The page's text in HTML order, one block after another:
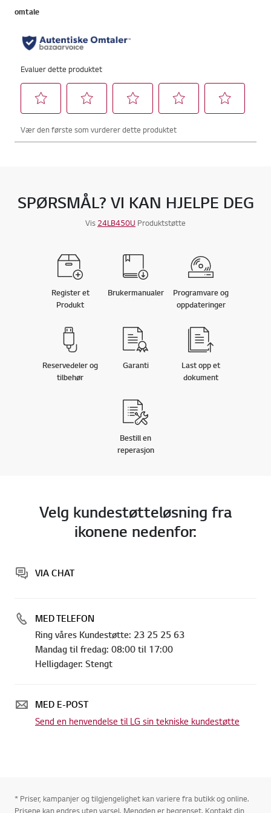
SPØRSMÅL? VI KAN HJELPE DEG
Vis 24LB450U Produktstøtte
Register et
Produkt
Brukermanualer
Programvare og
oppdateringer
Reservedeler og
tilbehør
Garanti
Last opp et
dokument
Bestill en
reperasjon
Velg kundestøtteløsning fra
ikonene nedenfor:
VIA CHAT
MED TELEFON
Ring våres Kundestøtte: 23 25 25 63
Mandag til fredag: 08:00 til 17:00
Helligdager: Stengt
MED E-POST
Send en henvendelse til LG sin tekniske kundestøtte
* Priser, kampanjer og tilgjengelighet kan variere fra butikk og online.
Prisene kan endres uten varsel. Mengden er begrenset. Kontakt din